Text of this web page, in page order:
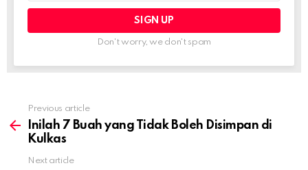
Don't worry, we don't spam
more
Previous article
Inilah 7 Buah yang Tidak Boleh Disimpan di
Kulkas
Next article